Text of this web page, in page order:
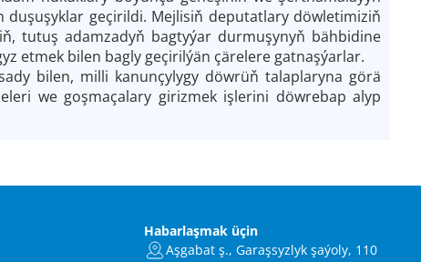
geçirildi. Mejlisiň deputatlary döwletimiziň
tutuş adamzadyň bagtyýar durmuşynyň bähbidine
etmek bilen bagly geçirilýän çärelere gatnaşýarlar.
bilen, milli kanunçylygy döwrüň talaplaryna görä
we goşmaçalary girizmek işlerini döwrebap alyp
Habarlaşmak üçin
Aşgabat ş., Garaşsyzlyk şaýoly, 110